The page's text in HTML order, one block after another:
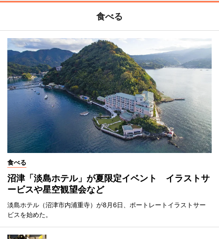
食べる
食べる
沼津「淡島ホテル」が夏限定イベント イラストサ
ービスや星空観望会など
淡島ホテル（沼津市内浦重寺）が8月6日、ポートレートイラストサー
ビスを始めた。